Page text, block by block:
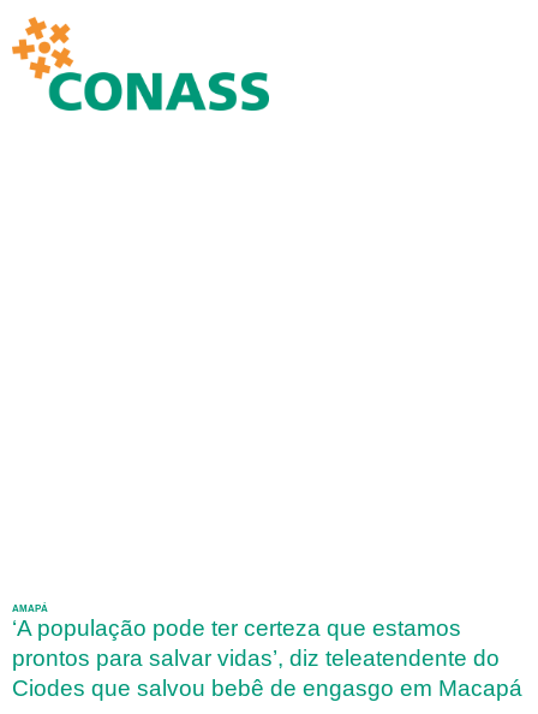
AMAPÁ
‘A população pode ter certeza que estamos
prontos para salvar vidas’, diz teleatendente do
Ciodes que salvou bebê de engasgo em Macapá